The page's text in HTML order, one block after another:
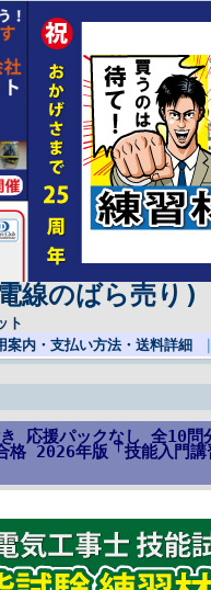
線のばら売り)
ト
案内・支払い方法・送料詳細
応援パックなし 全10問
2026年版「技能入門